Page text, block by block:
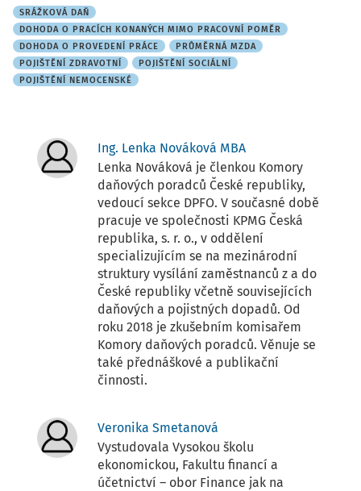
SRÁŽKOVÁ DAŇ
DOHODA O PRACÍCH KONANÝCH MIMO PRACOVNÍ POMĚR
DOHODA O PROVEDENÍ PRÁCE
PRŮMĚRNÁ MZDA
POJIŠTĚNÍ ZDRAVOTNÍ
POJIŠTĚNÍ SOCIÁLNÍ
POJIŠTĚNÍ NEMOCENSKÉ
Ing. Lenka Nováková MBA
Lenka Nováková je členkou Komory
daňových poradců České republiky,
vedoucí sekce DPFO. V současné době
pracuje ve společnosti KPMG Česká
republika, s. r. o., v oddělení
specializujícím se na mezinárodní
struktury vysílání zaměstnanců z a do
České republiky včetně souvisejících
daňových a pojistných dopadů. Od
roku 2018 je zkušebním komisařem
Komory daňových poradců. Věnuje se
také přednáškové a publikační
činnosti.
Veronika Smetanová
Vystudovala Vysokou školu
ekonomickou, Fakultu financí a
účetnictví – obor Finance jak na